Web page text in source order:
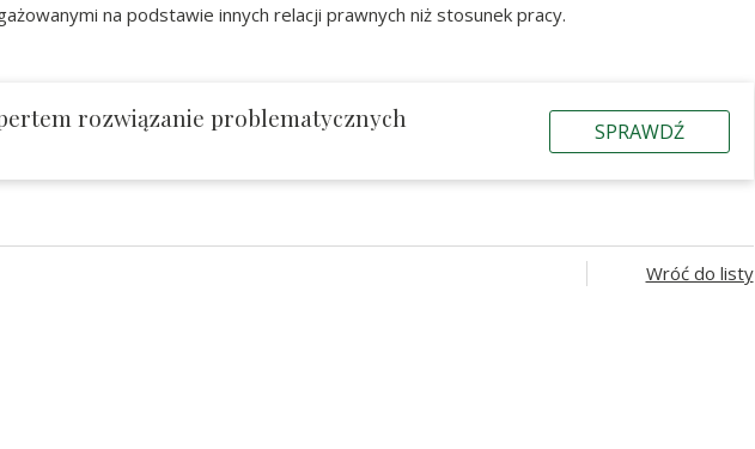
na podstawie innych relacji prawnych niż stosunek pracy.
rozwiązanie problematycznych
SPRAWDŹ
Wróć do listy